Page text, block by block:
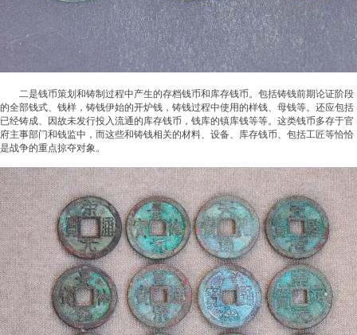
二是钱币策划和铸制过程中产生的存档钱币和库存钱币。包括铸钱前期论证阶段
的全部钱式、钱样，铸钱伊始的开炉钱，铸钱过程中使用的样钱、母钱等。还应包括
已经铸成、因故未发行投入流通的库存钱币，钱库的镇库钱等等。这类钱币多存于官
府主事部门和钱监中，而这些和铸钱相关的材料、设备、库存钱币、包括工匠等恰恰
是战争的重点掠夺对象。